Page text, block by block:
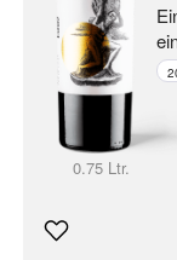
0.75 Ltr.